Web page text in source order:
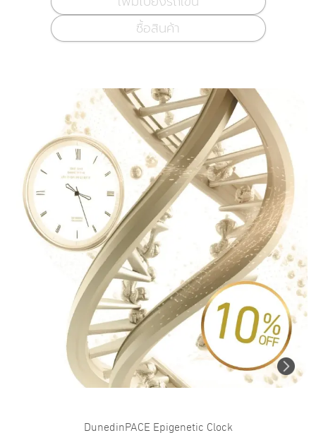
ซื้อสินค้า
DunedinPACE Epigenetic Clock